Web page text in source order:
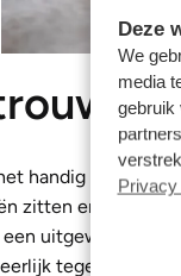
Deze
We
media
gebruik
handig om een
zitten en bekijk
uitgewerkt
tegen jezelf!